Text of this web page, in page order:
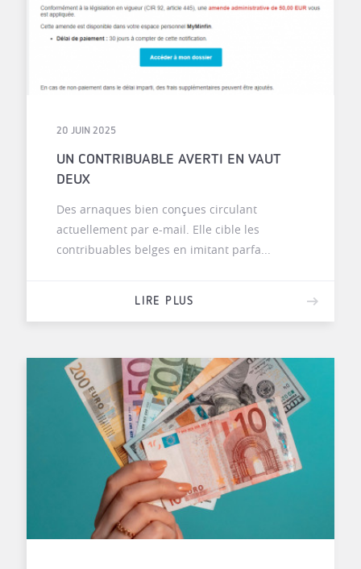
UN CONTRIBUABLE AVERTI EN VAUT
DEUX
20 JUIN 2025
Des arnaques bien conçues circulant
actuellement par e-mail. Elle cible les
contribuables belges en imitant parfa...
LIRE PLUS